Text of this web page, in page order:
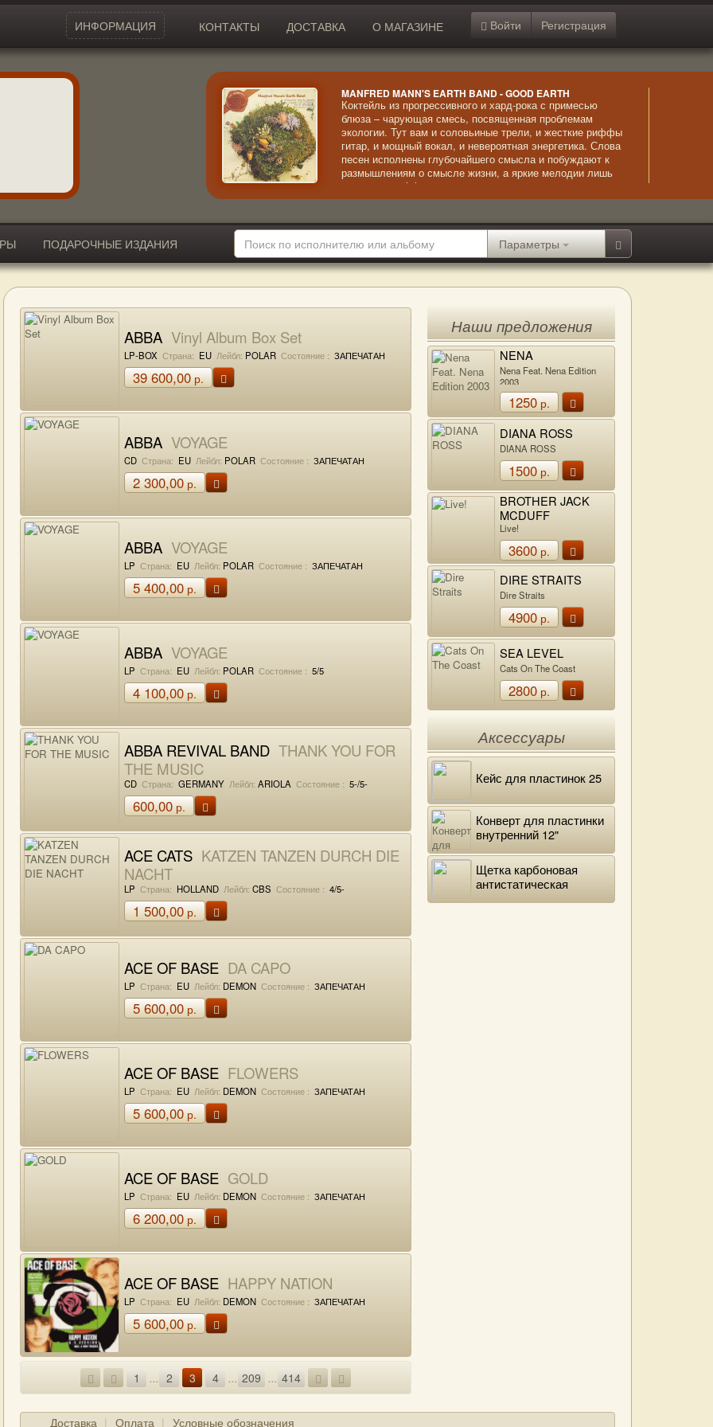
ИНФОРМАЦИЯ КОНТАКТЫ ДОСТАВКА О МАГАЗИНЕ Войти Регистрация
MANFRED MANN'S EARTH BAND - GOOD EARTH
Коктейль из прогрессивного и хард-рока с примесью
блюза – чарующая смесь, посвященная проблемам
экологии. Тут вам и соловьиные трели, и жесткие риффы
гитар, и мощный вокал, и невероятная энергетика. Слова
песен исполнены глубочайшего смысла и побуждают к
размышлениям о смысле жизни, а яркие мелодии лишь
усиливают эффект и выразительность стихов.
ПОДАРОЧНЫЕ ИЗДАНИЯ Параметры
ABBA Vinyl Album Box Set
LP-BOX Страна: EU Лейбл: POLAR Состояние : ЗАПЕЧАТАН
39 600,00р.
ABBA VOYAGE
CD Страна: EU Лейбл: POLAR Состояние : ЗАПЕЧАТАН
2 300,00р.
ABBA VOYAGE
LP Страна: EU Лейбл: POLAR Состояние : ЗАПЕЧАТАН
5 400,00р.
ABBA VOYAGE
LP Страна: EU Лейбл: POLAR Состояние : 5/5
4 100,00р.
ABBA REVIVAL BAND THANK YOU FOR
THE MUSIC
CD Страна: GERMANY Лейбл: ARIOLA Состояние : 5-/5-
600,00р.
ACE CATS KATZEN TANZEN DURCH DIE
NACHT
LP Страна: HOLLAND Лейбл: CBS Состояние : 4/5-
1 500,00р.
ACE OF BASE DA CAPO
LP Страна: EU Лейбл: DEMON Состояние : ЗАПЕЧАТАН
5 600,00р.
ACE OF BASE FLOWERS
LP Страна: EU Лейбл: DEMON Состояние : ЗАПЕЧАТАН
5 600,00р.
ACE OF BASE GOLD
LP Страна: EU Лейбл: DEMON Состояние : ЗАПЕЧАТАН
6 200,00р.
ACE OF BASE HAPPY NATION
LP Страна: EU Лейбл: DEMON Состояние : ЗАПЕЧАТАН
5 600,00р.
1 ... 2 3 4 ... 209 ... 414
Наши предложения
NENA
Nena Feat. Nena Edition
2003
1250р.
DIANA ROSS
DIANA ROSS
1500р.
BROTHER JACK
MCDUFF
Live!
3600р.
DIRE STRAITS
Dire Straits
4900р.
SEA LEVEL
Cats On The Coast
2800р.
Аксессуары
Кейс для пластинок 25
Конверт для пластинки
внутренний 12"
Щетка карбоновая
антистатическая
Доставка Оплата Условные обозначения